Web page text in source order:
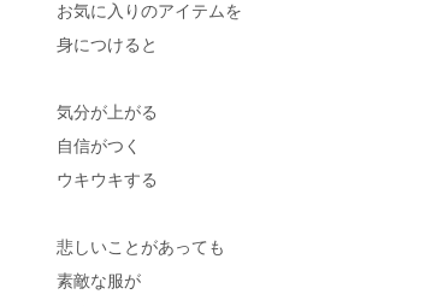
お気に入りのアイテムを
身につけると
気分が上がる
自信がつく
ウキウキする
悲しいことがあっても
素敵な服が